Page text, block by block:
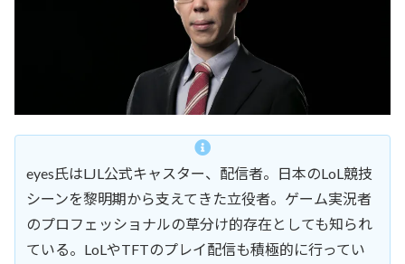
eyes氏はLJL公式キャスター、配信者。日本のLoL競技
シーンを黎明期から支えてきた立役者。ゲーム実況者
のプロフェッショナルの草分け的存在としても知られ
ている。LoLやTFTのプレイ配信も積極的に行ってい